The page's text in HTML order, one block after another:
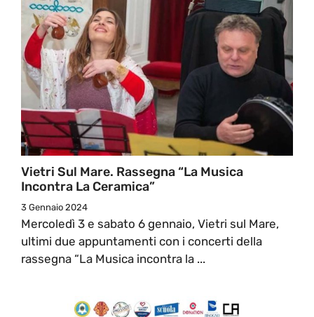
Vietri Sul Mare. Rassegna “La Musica
Incontra La Ceramica”
3 Gennaio 2024
Mercoledì 3 e sabato 6 gennaio, Vietri sul Mare,
ultimi due appuntamenti con i concerti della
rassegna “La Musica incontra la ...